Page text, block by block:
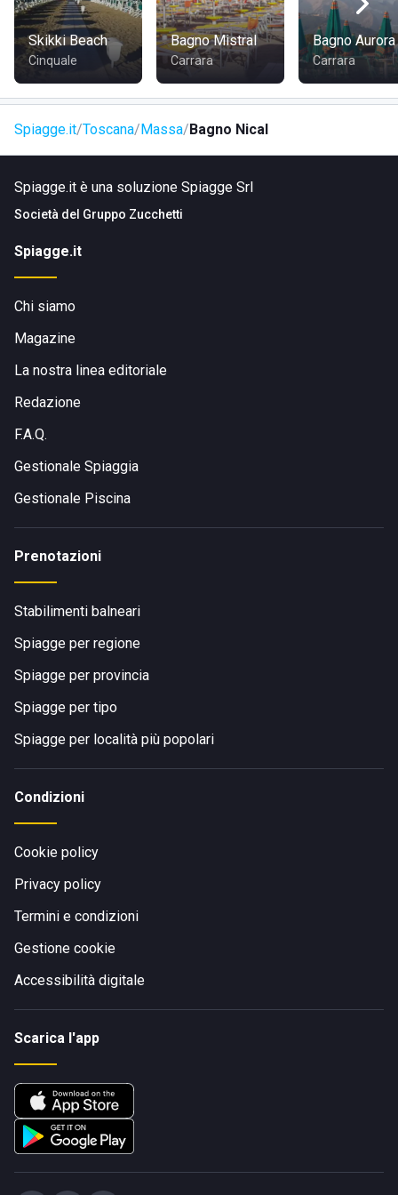
Massa Centro e dista circa 4 km. Il comune di Massa è
vicino a Forte dei Marmi e poco distante dai borghi di
montagna delle Alpi Apuane.
Skikki Beach
Cinquale
Bagno Mistral
Carrara
Bagno Aurora
Carrara
Spiagge.it Toscana Massa Bagno Nical
Spiagge.it è una soluzione Spiagge Srl
Società del Gruppo Zucchetti
Spiagge.it
Chi siamo
Magazine
La nostra linea editoriale
Redazione
F.A.Q.
Gestionale Spiaggia
Gestionale Piscina
Prenotazioni
Stabilimenti balneari
Spiagge per regione
Spiagge per provincia
Spiagge per tipo
Spiagge per località più popolari
Condizioni
Cookie policy
Privacy policy
Termini e condizioni
Gestione cookie
Accessibilità digitale
Scarica l'app